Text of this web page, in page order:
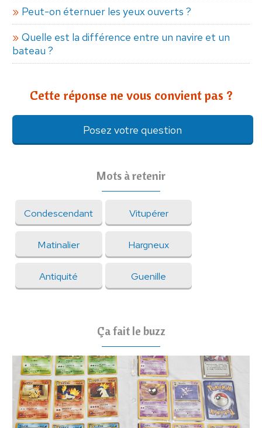
Peut-on éternuer les yeux ouverts ?
Quelle est la différence entre un navire et un
bateau ?
Cette réponse ne vous convient pas ?
Posez votre question
Mots à retenir
Condescendant Vitupérer
Matinalier Hargneux
Antiquité Guenille
Ça fait le buzz